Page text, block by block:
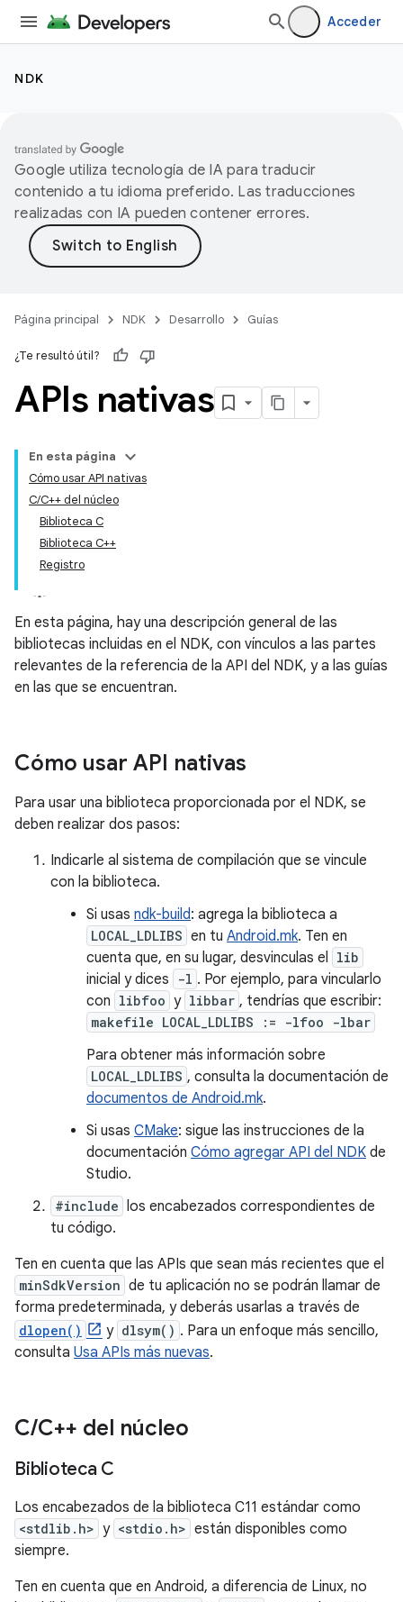
Acceder
NDK
Google utiliza tecnología de IA para traducir
contenido a tu idioma preferido. Las traducciones
realizadas con IA pueden contener errores.
Página principal NDK Desarrollo Guías
¿Te resultó útil?
APIs nativas
En esta página
Cómo usar API nativas
C/C++ del núcleo
Biblioteca C
Biblioteca C++
Registro
En esta página, hay una descripción general de las
bibliotecas incluidas en el NDK, con vínculos a las partes
relevantes de la referencia de la API del NDK, y a las guías
en las que se encuentran.
Cómo usar API nativas
Para usar una biblioteca proporcionada por el NDK, se
deben realizar dos pasos:
Indicarle al sistema de compilación que se vincule
con la biblioteca.
Si usas ndk-build: agrega la biblioteca a
LOCAL_LDLIBS en tu Android.mk. Ten en
cuenta que, en su lugar, desvinculas el lib
inicial y dices -l . Por ejemplo, para vincularlo
con libfoo y libbar , tendrías que escribir:
makefile LOCAL_LDLIBS := -lfoo -lbar
Para obtener más información sobre
LOCAL_LDLIBS , consulta la documentación de
documentos de Android.mk.
Si usas CMake: sigue las instrucciones de la
documentación Cómo agregar API del NDK de
Studio.
#include los encabezados correspondientes de
tu código.
Ten en cuenta que las APIs que sean más recientes que el
minSdkVersion de tu aplicación no se podrán llamar de
forma predeterminada, y deberás usarlas a través de
dlopen() y dlsym() . Para un enfoque más sencillo,
consulta Usa APIs más nuevas.
C/C++ del núcleo
Biblioteca C
Los encabezados de la biblioteca C11 estándar como
<stdlib.h> y <stdio.h> están disponibles como
siempre.
Ten en cuenta que en Android, a diferencia de Linux, no